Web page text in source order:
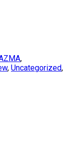
,
, Uncategorized,